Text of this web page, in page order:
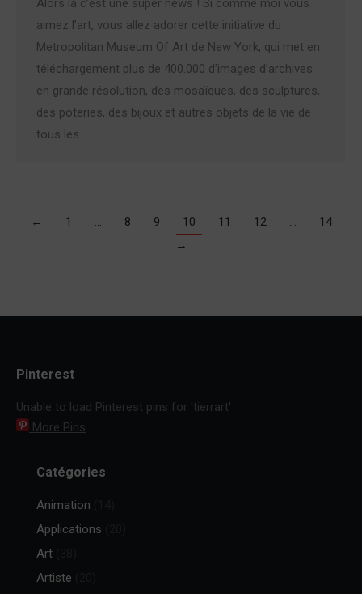
Alors là c’est une super news ! Si comme moi vous
aimez l’art, vous allez adorer cette initiative du
Metropolitan Museum Of Art de New York, qui met en
téléchargement plus de 400.000 d’images d’archives
en grande résolution, des mosaïques, des sculptures,
des poteries, des bijoux et autres objets de la vie de
tous les…
← 1 … 8 9 10 11 12 …
14
→
Pinterest
Unable to load Pinterest pins for 'tierrart'
More Pins
Catégories
Animation
Applications
Art
Artiste